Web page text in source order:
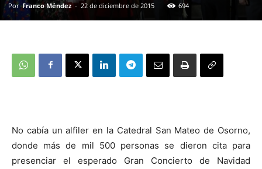
Por Franco Méndez - 22 de diciembre de 2015 694
No cabía un alfiler en la Catedral San Mateo de Osorno,
donde más de mil 500 personas se dieron cita para
presenciar el esperado Gran Concierto de Navidad